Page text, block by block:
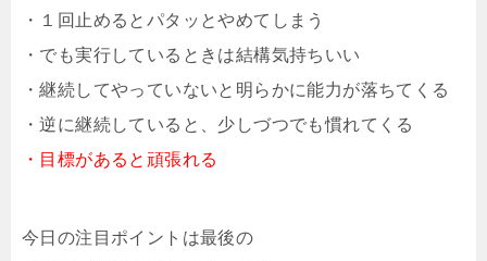
・１回止めるとパタッとやめてしまう
・でも実行しているときは結構気持ちいい
・継続してやっていないと明らかに能力が落ちてくる
・逆に継続していると、少しづつでも慣れてくる
・目標があると頑張れる
今日の注目ポイントは最後の